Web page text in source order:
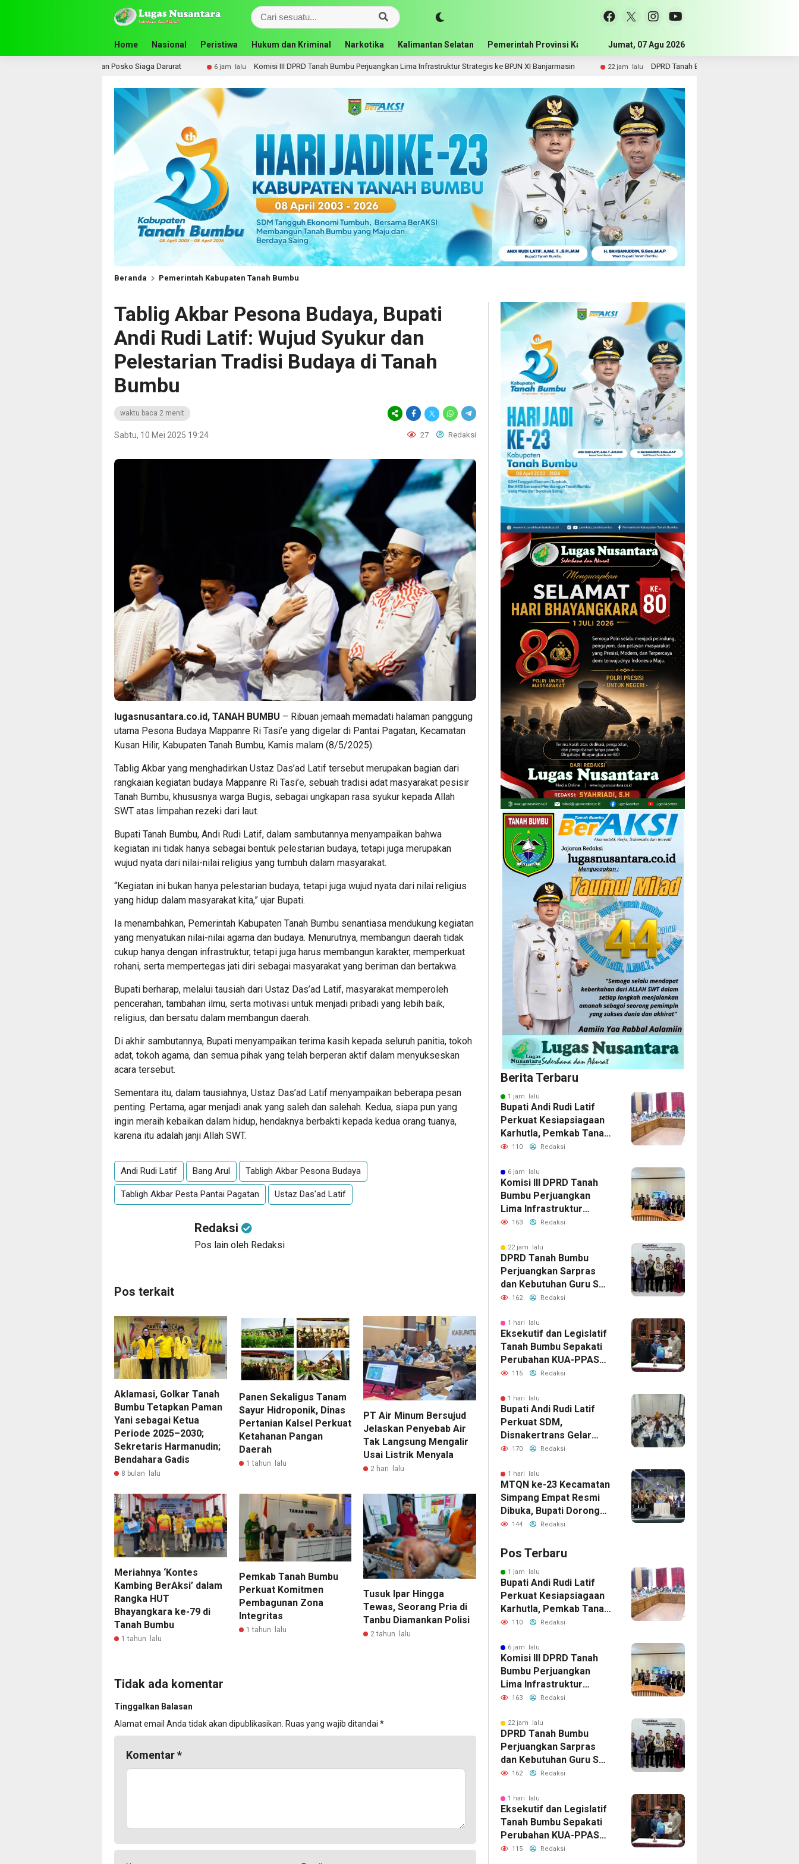
Home Nasional Peristiwa Hukum dan Kriminal Narkotika Kalimantan Selatan Pemerintah Provinsi Kalimantan Selatan Pemerintah Kabupaten Tanah
Jumat, 07 Agu 2026
6 jam lalu Komisi III DPRD Tanah Bumbu Perjuangkan Lima Infrastruktur Strategis ke BPJN XI Banjarmasin 22 jam lalu DPRD Tanah Bumbu Perjuangkan Sarpras dan Kebutuhan Guru SMA ke
Beranda Pemerintah Kabupaten Tanah Bumbu
Tablig Akbar Pesona Budaya, Bupati
Andi Rudi Latif: Wujud Syukur dan
Pelestarian Tradisi Budaya di Tanah
Bumbu
waktu baca 2 menit
Sabtu, 10 Mei 2025 19:24 27 Redaksi
lugasnusantara.co.id, TANAH BUMBU – Ribuan jemaah memadati halaman panggung
utama Pesona Budaya Mappanre Ri Tasi’e yang digelar di Pantai Pagatan, Kecamatan
Kusan Hilir, Kabupaten Tanah Bumbu, Kamis malam (8/5/2025).
Tablig Akbar yang menghadirkan Ustaz Das’ad Latif tersebut merupakan bagian dari
rangkaian kegiatan budaya Mappanre Ri Tasi’e, sebuah tradisi adat masyarakat pesisir
Tanah Bumbu, khususnya warga Bugis, sebagai ungkapan rasa syukur kepada Allah
SWT atas limpahan rezeki dari laut.
Bupati Tanah Bumbu, Andi Rudi Latif, dalam sambutannya menyampaikan bahwa
kegiatan ini tidak hanya sebagai bentuk pelestarian budaya, tetapi juga merupakan
wujud nyata dari nilai-nilai religius yang tumbuh dalam masyarakat.
“Kegiatan ini bukan hanya pelestarian budaya, tetapi juga wujud nyata dari nilai religius
yang hidup dalam masyarakat kita,” ujar Bupati.
Ia menambahkan, Pemerintah Kabupaten Tanah Bumbu senantiasa mendukung kegiatan
yang menyatukan nilai-nilai agama dan budaya. Menurutnya, membangun daerah tidak
cukup hanya dengan infrastruktur, tetapi juga harus membangun karakter, memperkuat
rohani, serta mempertegas jati diri sebagai masyarakat yang beriman dan bertakwa.
Bupati berharap, melalui tausiah dari Ustaz Das’ad Latif, masyarakat memperoleh
pencerahan, tambahan ilmu, serta motivasi untuk menjadi pribadi yang lebih baik,
religius, dan bersatu dalam membangun daerah.
Di akhir sambutannya, Bupati menyampaikan terima kasih kepada seluruh panitia, tokoh
adat, tokoh agama, dan semua pihak yang telah berperan aktif dalam menyukseskan
acara tersebut.
Sementara itu, dalam tausiahnya, Ustaz Das’ad Latif menyampaikan beberapa pesan
penting. Pertama, agar menjadi anak yang saleh dan salehah. Kedua, siapa pun yang
ingin meraih kebaikan dalam hidup, hendaknya berbakti kepada kedua orang tuanya,
karena itu adalah janji Allah SWT.
Andi Rudi Latif Bang Arul Tabligh Akbar Pesona Budaya
Tabligh Akbar Pesta Pantai Pagatan Ustaz Das'ad Latif
Redaksi
Pos lain oleh Redaksi
Pos terkait
Aklamasi, Golkar Tanah
Bumbu Tetapkan Paman
Yani sebagai Ketua
Periode 2025–2030;
Sekretaris Harmanudin;
Bendahara Gadis
8 bulan lalu
Panen Sekaligus Tanam
Sayur Hidroponik, Dinas
Pertanian Kalsel Perkuat
Ketahanan Pangan
Daerah
1 tahun lalu
PT Air Minum Bersujud
Jelaskan Penyebab Air
Tak Langsung Mengalir
Usai Listrik Menyala
2 hari lalu
Meriahnya ‘Kontes
Kambing BerAksi’ dalam
Rangka HUT
Bhayangkara ke-79 di
Tanah Bumbu
1 tahun lalu
Pemkab Tanah Bumbu
Perkuat Komitmen
Pembagunan Zona
Integritas
1 tahun lalu
Tusuk Ipar Hingga
Tewas, Seorang Pria di
Tanbu Diamankan Polisi
2 tahun lalu
Tidak ada komentar
Tinggalkan Balasan
Alamat email Anda tidak akan dipublikasikan. Ruas yang wajib ditandai *
Komentar*
Berita Terbaru
1 jam lalu
Bupati Andi Rudi Latif
Perkuat Kesiapsiagaan
Karhutla, Pemkab Tanah
Bumbu Aktifkan Posko
110 Redaksi
6 jam lalu
Komisi III DPRD Tanah
Bumbu Perjuangkan
Lima Infrastruktur
Strategis ke BPJN XI
163 Redaksi
22 jam lalu
DPRD Tanah Bumbu
Perjuangkan Sarpras
dan Kebutuhan Guru SMA
ke Pemprov Kalsel
162 Redaksi
1 hari lalu
Eksekutif dan Legislatif
Tanah Bumbu Sepakati
Perubahan KUA-PPAS
2026, Perkuat Sinergi
115 Redaksi
1 hari lalu
Bupati Andi Rudi Latif
Perkuat SDM,
Disnakertrans Gelar
Pelatihan Desain Grafis
170 Redaksi
1 hari lalu
MTQN ke-23 Kecamatan
Simpang Empat Resmi
Dibuka, Bupati Dorong
Lahirnya Generasi
144 Redaksi
Pos Terbaru
1 jam lalu
Bupati Andi Rudi Latif
Perkuat Kesiapsiagaan
Karhutla, Pemkab Tanah
Bumbu Aktifkan Posko
110 Redaksi
6 jam lalu
Komisi III DPRD Tanah
Bumbu Perjuangkan
Lima Infrastruktur
Strategis ke BPJN XI
163 Redaksi
22 jam lalu
DPRD Tanah Bumbu
Perjuangkan Sarpras
dan Kebutuhan Guru SMA
ke Pemprov Kalsel
162 Redaksi
1 hari lalu
Eksekutif dan Legislatif
Tanah Bumbu Sepakati
Perubahan KUA-PPAS
2026, Perkuat Sinergi
115 Redaksi